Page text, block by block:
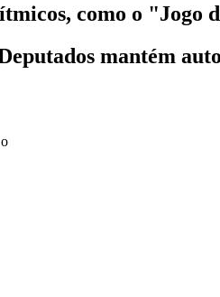
como o "Jogo
mantém